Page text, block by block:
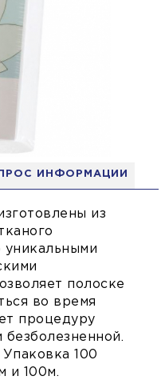
ИНФОРМАЦИИ
из
уникальными
полоске
во время
процедуру
100
и 100м.